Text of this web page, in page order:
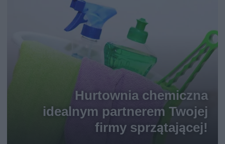
Hurtownia chemiczna
idealnym partnerem Twojej
firmy sprzątającej!